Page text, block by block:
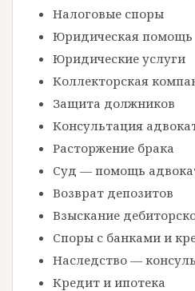
Налоговые споры
Юридическая помощь
Юридические услуги
Коллекторская
Защита должников
Консультация
Расторжение брака
Суд — помощь
Возврат депозитов
Взыскание
Споры с банками и
Наследство —
Кредит и ипотека